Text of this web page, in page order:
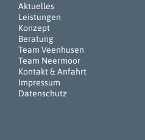
Aktuelles
Leistungen
Konzept
Beratung
Team Veenhusen
Team Neermoor
Kontakt & Anfahrt
Impressum
Datenschutz